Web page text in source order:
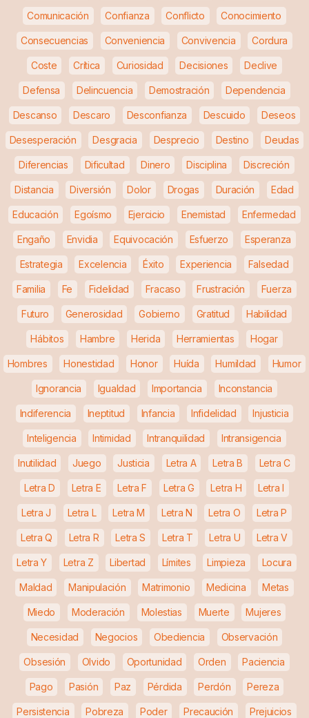
Comunicación Confianza Conflicto Conocimiento
Consecuencias Conveniencia Convivencia Cordura
Coste Crítica Curiosidad Decisiones Declive
Defensa Delincuencia Demostración Dependencia
Descanso Descaro Desconfianza Descuido Deseos
Desesperación Desgracia Desprecio Destino Deudas
Diferencias Dificultad Dinero Disciplina Discreción
Distancia Diversión Dolor Drogas Duración Edad
Educación Egoísmo Ejercicio Enemistad Enfermedad
Engaño Envidia Equivocación Esfuerzo Esperanza
Estrategia Excelencia Éxito Experiencia Falsedad
Familia Fe Fidelidad Fracaso Frustración Fuerza
Futuro Generosidad Gobierno Gratitud Habilidad
Hábitos Hambre Herida Herramientas Hogar
Hombres Honestidad Honor Huída Humildad Humor
Ignorancia Igualdad Importancia Inconstancia
Indiferencia Ineptitud Infancia Infidelidad Injusticia
Inteligencia Intimidad Intranquilidad Intransigencia
Inutilidad Juego Justicia Letra A Letra B Letra C
Letra D Letra E Letra F Letra G Letra H Letra I
Letra J Letra L Letra M Letra N Letra O Letra P
Letra Q Letra R Letra S Letra T Letra U Letra V
Letra Y Letra Z Libertad Límites Limpieza Locura
Maldad Manipulación Matrimonio Medicina Metas
Miedo Moderación Molestias Muerte Mujeres
Necesidad Negocios Obediencia Observación
Obsesión Olvido Oportunidad Orden Paciencia
Pago Pasión Paz Pérdida Perdón Pereza
Persistencia Pobreza Poder Precaución Prejuicios